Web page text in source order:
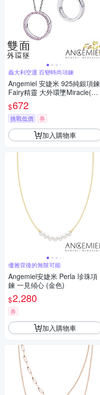
義大利空運 百變時尚項鍊
Angemiel 安婕米 925純銀項鍊
Fairy精靈 大外環墜Miracle(粉
紅鑽.銀)
$672
挑戰低價 券
加入購物車
優雅背後的無限可能
Angemiel安婕米 Perla 珍珠項
鍊 一見傾心 (金色)
$2,280
券
加入購物車